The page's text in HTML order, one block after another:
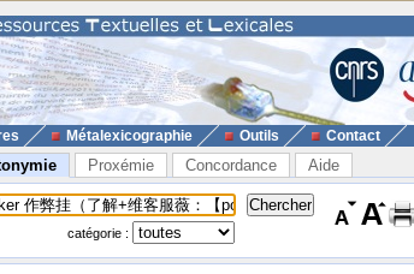
Métalexicographie Outils Contact
Proxémie Concordance Aide
catégorie :